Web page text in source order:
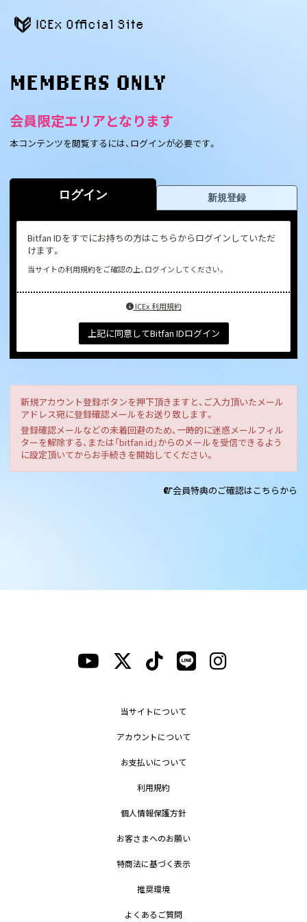
ICEx Official Site
MEMBERS ONLY
会員限定エリアとなります
本コンテンツを閲覧するには、ログインが必要です。
ログイン 新規登録
Bitfan IDをすでにお持ちの方はこちらからログインしていただ
けます。
当サイトの利用規約をご確認の上、ログインしてください。
ICEx 利用規約
上記に同意してBitfan IDログイン
新規アカウント登録ボタンを押下頂きますと、ご入力頂いたメール
アドレス宛に登録確認メールをお送り致します。
登録確認メールなどの未着回避のため、一時的に迷惑メールフィル
ターを解除する、または「bitfan.id」からのメールを受信できるよう
に設定頂いてからお手続きを開始してください。
会員特典のご確認はこちらから
当サイトについて
アカウントについて
お支払いについて
利用規約
個人情報保護方針
お客さまへのお願い
特商法に基づく表示
推奨環境
よくあるご質問